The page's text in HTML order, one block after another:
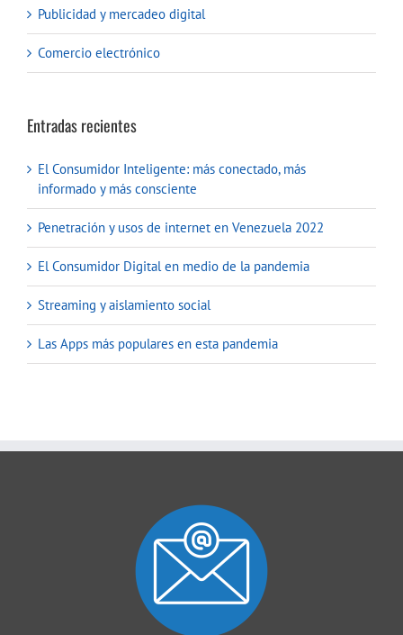
Publicidad y mercadeo digital
Comercio electrónico
Entradas recientes
El Consumidor Inteligente: más conectado, más
informado y más consciente
Penetración y usos de internet en Venezuela 2022
El Consumidor Digital en medio de la pandemia
Streaming y aislamiento social
Las Apps más populares en esta pandemia